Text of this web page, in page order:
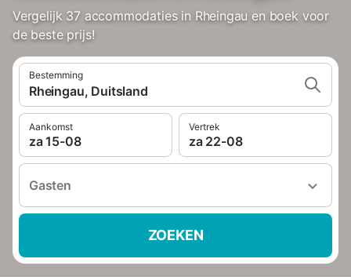
Vergelijk 37 accommodaties in Rheingau en boek voor
de beste prijs!
Bestemming
Rheingau, Duitsland
Aankomst
za 15-08
Vertrek
za 22-08
Gasten
ZOEKEN